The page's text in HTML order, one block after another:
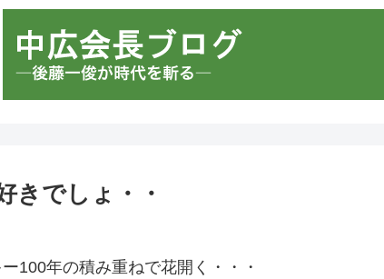
きでしょ・・
100年の積み重ねで花開く・・・